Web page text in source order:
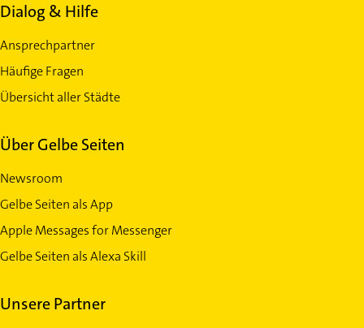
Dialog & Hilfe
Ansprechpartner
Häufige Fragen
Übersicht aller Städte
Über Gelbe Seiten
Newsroom
Gelbe Seiten als App
Apple Messages for Messenger
Gelbe Seiten als Alexa Skill
Unsere Partner